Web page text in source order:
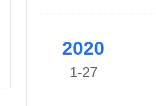
2020
1-27